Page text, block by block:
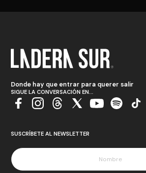
Donde hay que entrar para querer salir
SIGUE LA CONVERSACIÓN EN...
SUSCRÍBETE AL NEWSLETTER